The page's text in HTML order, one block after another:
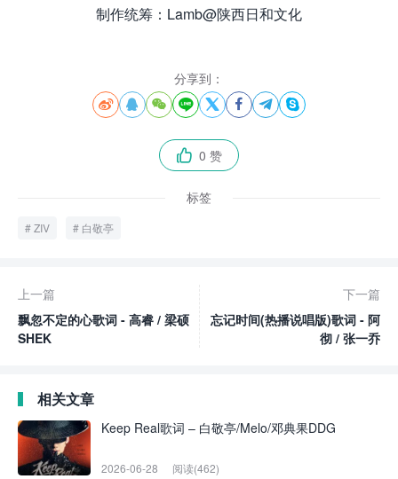
制作统筹：Lamb@陕西日和文化
分享到：
       
 0 赞
标签
ZIV 白敬亭
上一篇
飘忽不定的心歌词 - 高睿 / 梁硕
SHEK
下一篇
忘记时间(热播说唱版)歌词 - 阿
彻 / 张一乔
相关文章
Keep Real歌词 – 白敬亭/Melo/邓典果DDG
2026-06-28 阅读(462)